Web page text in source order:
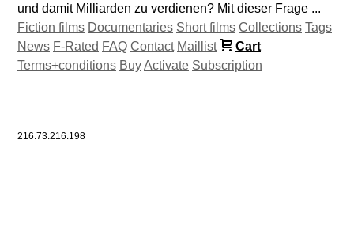
und damit Milliarden zu verdienen? Mit dieser Frage ...
Fiction films Documentaries Short films Collections Tags
News F-Rated FAQ Contact Maillist
Cart
Terms+conditions BuyActivate Subscription
216.73.216.198